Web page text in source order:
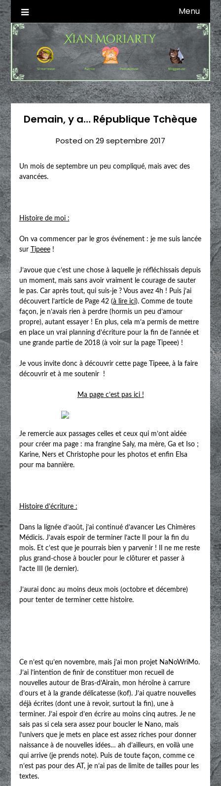
Skip
to
content
Xian Moriarty
Autrice SFFF & Blogueuse & Streameuse Menu
Demain, y a… République Tchèque
Posted on29 septembre 2017
Un mois de septembre un peu compliqué, mais avec des
avancées.
Histoire de moi :
On va commencer par le gros événement : je me suis lancée
sur
Tipeee!
J’avoue que c’est une chose à laquelle je réfléchissais depuis
un moment, mais sans avoir vraiment le courage de sauter
le pas. Car après tout, qui suis-je ? Vous avez 4h ! Puis j’ai
découvert l’article de Page 42 (à lire ici). Comme de toute
façon, je n’avais rien à perdre (hormis un peu d’amour
propre), autant essayer ! En plus, cela m’a permis de mettre
en place un vrai planning d’écriture pour la fin de l’année et
une grande partie de 2018 (à voir sur la page Tipeee) !
Je vous invite donc à découvrir cette page Tipeee, à la faire
découvrir et à me soutenir !
Ma page c’est pas ici !
Je remercie aux passages celles et ceux qui m’ont aidée
pour créer ma page : ma frangine Saly, ma mère, Ga et Iso ;
Karine, Ners et Christophe pour les photos et enfin Elsa
pour ma bannière.
Histoire d’écriture :
Dans la lignée d’août, j’ai continué d’avancer Les Chimères
Médicis. J’avais espoir de terminer l’acte II pour la fin du
mois. Et c’est que je pourrais bien y parvenir ! Il ne me reste
plus grand-chose à boucler pour le clôturer et passer à
l’acte III (le dernier).
J’aurai donc au moins deux mois (octobre et décembre)
pour tenter de terminer cette histoire.
Ce n’est qu’en novembre, mais j’ai mon projet NaNoWriMo.
J’ai l’intention de finir de constituer mon recueil de
nouvelles autour de Bras-d’Airain, mon héroïne à carrure
d’ours et à la grande délicatesse (kof). J’ai quatre nouvelles
déjà écrites (dont une à revoir, surtout la fin), une à
terminer. J’ai espoir d’en écrire au moins cinq autres. Je ne
sais pas si cela sera assez pour boucler le Nano, mais
l’univers que je mets en place est assez riches pour donner
naissance à de nouvelles idées… ah d’ailleurs, en voilà une
qui arrive (je prends note). Puis de toute façon, comme ce
n’est pas pour des AT, je n’ai pas de limite de tailles pour les
textes.